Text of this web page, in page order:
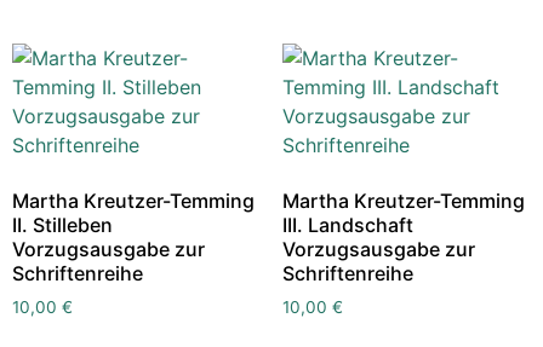
Martha Kreutzer-Temming
II. Stilleben
Vorzugsausgabe zur
Schriftenreihe
10,00 €
Martha Kreutzer-Temming
III. Landschaft
Vorzugsausgabe zur
Schriftenreihe
10,00 €